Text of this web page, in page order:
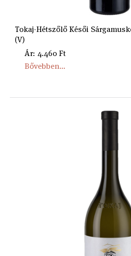
Tokaj-Hétszőlő Késői
(V)
Ár: 4.460 Ft
Bővebben...